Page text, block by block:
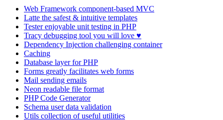
Web Framework component-based MVC
Latte the safest & intuitive templates
Testerenjoyable unit testing in PHP
Tracy debugging tool you will love ♥
Dependency Injection challenging container
Caching
Database layer for PHP
Forms greatly facilitates web forms
Mail sending emails
Neon readable file format
PHP Code Generator
Schema user data validation
Utils collection of useful utilities